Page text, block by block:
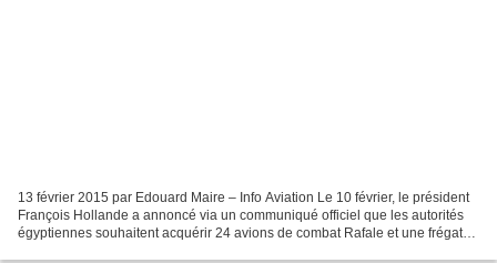
13 février 2015 par Edouard Maire – Info Aviation Le 10 février, le président
François Hollande a annoncé via un communiqué officiel que les autorités
égyptiennes souhaitent acquérir 24 avions de combat Rafale et une frégate